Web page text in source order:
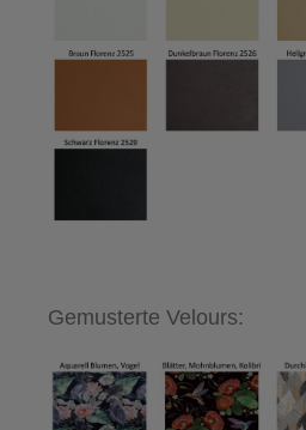
Gemusterte Velours: